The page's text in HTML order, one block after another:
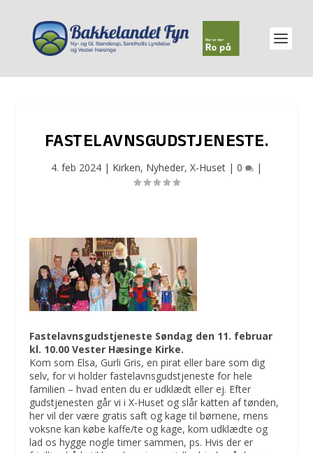
FASTELAVNSGUDSTJENESTE.
4. feb 2024 | Kirken, Nyheder, X-Huset | 0 |
Fastelavnsgudstjeneste Søndag den 11. februar
kl. 10.00 Vester Hæsinge Kirke.
Kom som Elsa, Gurli Gris, en pirat eller bare som dig
selv, for vi holder fastelavnsgudstjeneste for hele
familien – hvad enten du er udklædt eller ej. Efter
gudstjenesten går vi i X-Huset og slår katten af tønden,
her vil der være gratis saft og kage til børnene, mens
voksne kan købe kaffe/te og kage, kom udklædte og
lad os hygge nogle timer sammen, ps. Hvis der er